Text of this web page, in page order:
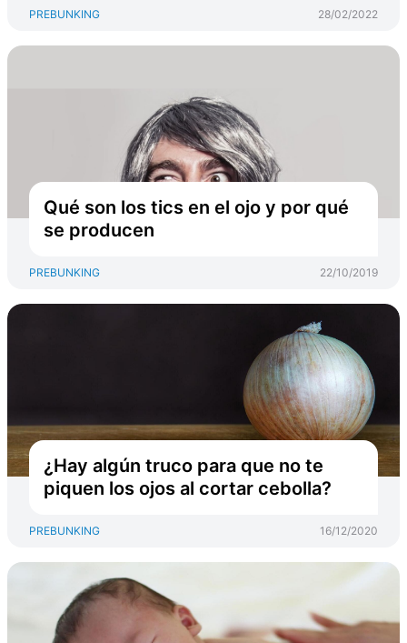
PREBUNKING 28/02/2022
Qué son los tics en el ojo y por qué
se producen
PREBUNKING 22/10/2019
¿Hay algún truco para que no te
piquen los ojos al cortar cebolla?
PREBUNKING 16/12/2020